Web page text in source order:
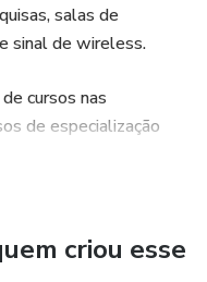
salas de
sinal de wireless.
cursos nas
de especialização
de oferecer cursos
e workshops para o
disponíveis em três
criou esse